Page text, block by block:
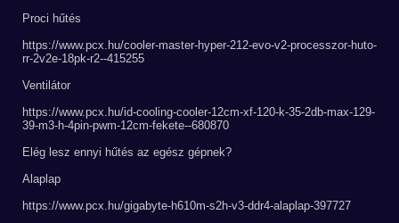
Proci hűtés
https://www.pcx.hu/cooler-master-hyper-212-evo-v2-processzor-huto-
rr-2v2e-18pk-r2--415255
Ventilátor
https://www.pcx.hu/id-cooling-cooler-12cm-xf-120-k-35-2db-max-129-
39-m3-h-4pin-pwm-12cm-fekete--680870
Elég lesz ennyi hűtés az egész gépnek?
Alaplap
https://www.pcx.hu/gigabyte-h610m-s2h-v3-ddr4-alaplap-397727